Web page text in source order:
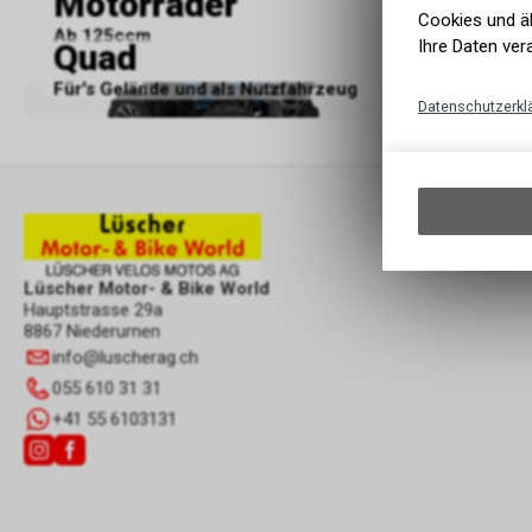
Ab 125ccm Alltags-
Quad
Für's Gelände und als Nutzfahrzeug
Lüscher Motor- & Bike World
Hauptstrasse 29a
8867 Niederurnen
info@luscherag.ch
055 610 31 31
+41 55 6103131
Cookies und
Ihre Daten